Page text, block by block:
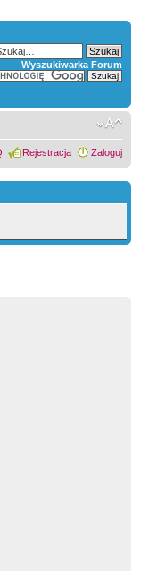
Wyszukiwarka Forum
Rejestracja Zaloguj